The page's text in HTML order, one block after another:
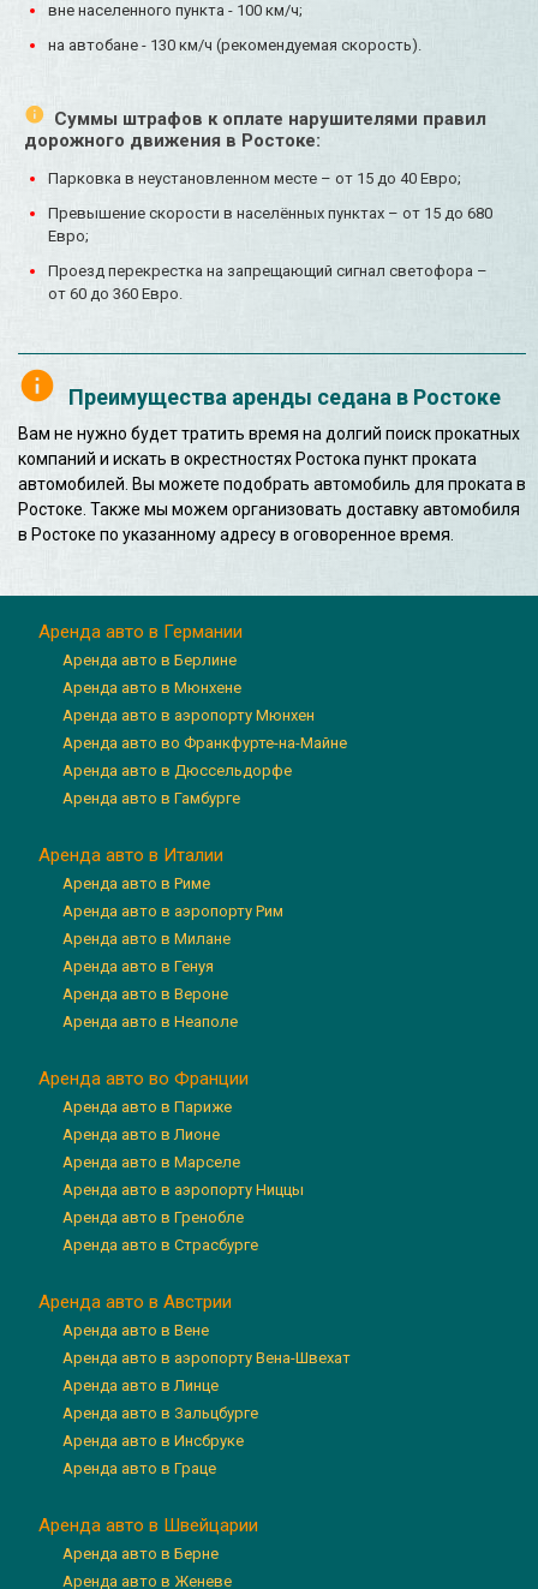
вне населенного пункта - 100 км/ч;
на автобане - 130 км/ч (рекомендуемая скорость).
Суммы штрафов к оплате нарушителями правил
дорожного движения в Ростоке:
Парковка в неустановленном месте – от 15 до 40 Евро;
Превышение скорости в населённых пунктах – от 15 до 680
Евро;
Проезд перекрестка на запрещающий сигнал светофора –
от 60 до 360 Евро.
Преимущества аренды седана в Ростоке
Вам не нужно будет тратить время на долгий поиск прокатных
компаний и искать в окрестностях Ростока пункт проката
автомобилей. Вы можете подобрать автомобиль для проката в
Ростоке. Также мы можем организовать доставку автомобиля
в Ростоке по указанному адресу в оговоренное время.
Аренда авто в Германии
Аренда авто в Берлине
Аренда авто в Мюнхене
Аренда авто в аэропорту Мюнхен
Аренда авто во Франкфурте-на-Майне
Аренда авто в Дюссельдорфе
Аренда авто в Гамбурге
Аренда авто в Италии
Аренда авто в Риме
Аренда авто в аэропорту Рим
Аренда авто в Милане
Аренда авто в Генуя
Аренда авто в Вероне
Аренда авто в Неаполе
Аренда авто во Франции
Аренда авто в Париже
Аренда авто в Лионе
Аренда авто в Марселе
Аренда авто в аэропорту Ниццы
Аренда авто в Гренобле
Аренда авто в Страсбурге
Аренда авто в Австрии
Аренда авто в Вене
Аренда авто в аэропорту Вена-Швехат
Аренда авто в Линце
Аренда авто в Зальцбурге
Аренда авто в Инсбруке
Аренда авто в Граце
Аренда авто в Швейцарии
Аренда авто в Берне
Аренда авто в Женеве